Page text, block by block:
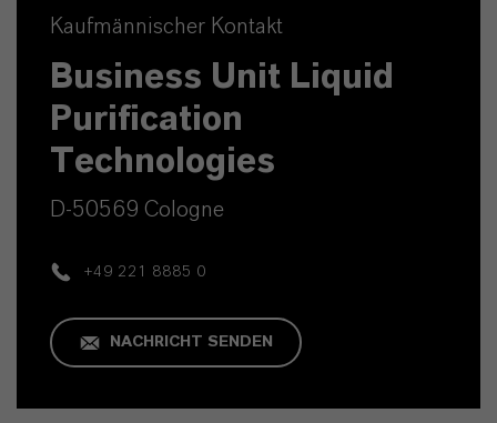
Kaufmännischer Kontakt
Business Unit Liquid
Purification
Technologies
D-50569 Cologne
+49 221 8885 0
NACHRICHT SENDEN